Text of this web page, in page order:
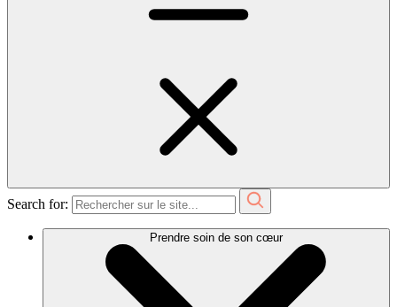
Search for:
Prendre soin de son cœur